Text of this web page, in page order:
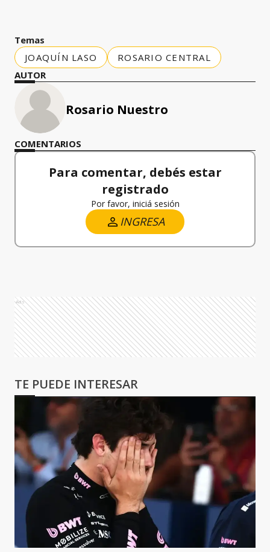
Temas
JOAQUÍN LASO
ROSARIO CENTRAL
AUTOR
Rosario Nuestro
COMENTARIOS
Para comentar, debés estar
registrado
Por favor, iniciá sesión
INGRESA
Ads
TE PUEDE INTERESAR